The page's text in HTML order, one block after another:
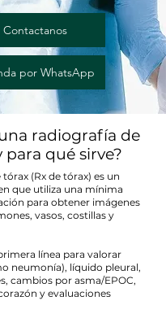
Contactanos
por WhatsApp
radiografía de
para qué sirve?
(Rx de tórax) es un
que utiliza una mínima
para obtener imágenes
vasos, costillas y
línea para valorar
neumonía), líquido pleural,
cambios por asma/EPOC,
y evaluaciones